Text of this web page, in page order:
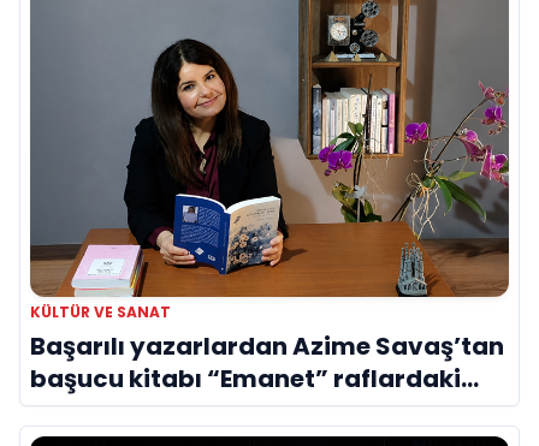
KÜLTÜR VE SANAT
Başarılı yazarlardan Azime Savaş’tan
başucu kitabı “Emanet” raflardaki
yerini aldı